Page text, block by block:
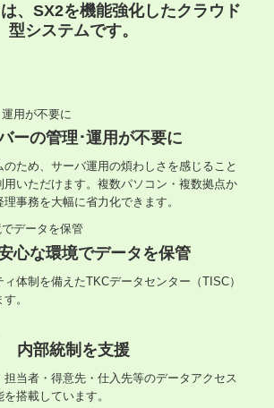
、SX2を機能強化したクラウド
型システムです。
ーの管理･運用が不要に
ため、サーバ運用の煩わしさを感じること
用いただけます。複数パソコン・複数拠点か
事務を大幅に省力化できます。
心な環境でデータを保管
体制を備えたTKCデータセンター（TISC）
。
内部統制を支援
当者・得意先・仕入先等のデータアクセス
搭載しています。